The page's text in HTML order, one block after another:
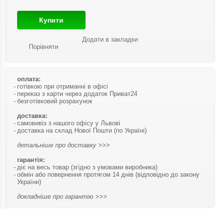
Купити
Порівняти
Додати в закладки
оплата:
готівкою при отриманні в офісі
переказ з карти через додаток Приват24
безготівковий розрахунок
доставка:
самовивіз з нашого офісу у Львові
доставка на склад Нової Пошти (по Україні)
детальніше про доставку >>>
гарантія:
діє на весь товар (згідно з умовами виробника)
обмін або повернення протягом 14 днів (відповідно до закону
України)
докладніше про гарантію >>>